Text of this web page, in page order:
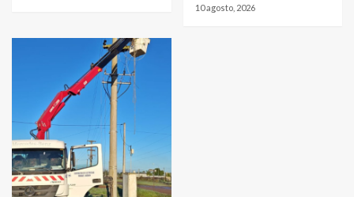
10 agosto, 2026